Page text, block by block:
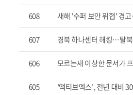
608 새해 '수퍼 보안 위협' 경
607 경북 하나센터 해킹…탈
606 모르는새 이상한 문서가
605 '액티브엑스', 전년 대비